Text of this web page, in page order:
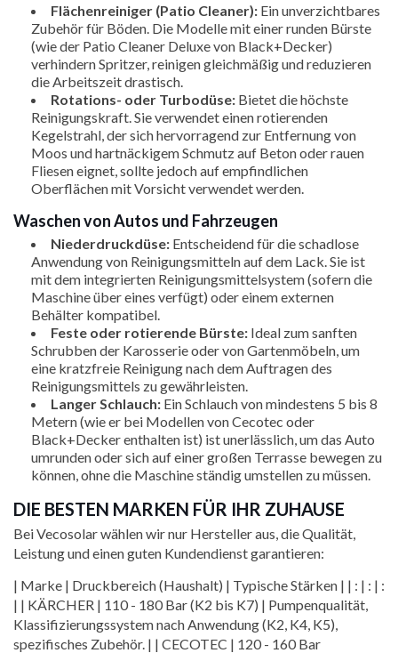
Flächenreiniger (Patio Cleaner): Ein unverzichtbares
Zubehör für Böden. Die Modelle mit einer runden Bürste
(wie der Patio Cleaner Deluxe von Black+Decker)
verhindern Spritzer, reinigen gleichmäßig und reduzieren
die Arbeitszeit drastisch.
Rotations- oder Turbodüse: Bietet die höchste
Reinigungskraft. Sie verwendet einen rotierenden
Kegelstrahl, der sich hervorragend zur Entfernung von
Moos und hartnäckigem Schmutz auf Beton oder rauen
Fliesen eignet, sollte jedoch auf empfindlichen
Oberflächen mit Vorsicht verwendet werden.
Waschen von Autos und Fahrzeugen
Niederdruckdüse: Entscheidend für die schadlose
Anwendung von Reinigungsmitteln auf dem Lack. Sie ist
mit dem integrierten Reinigungsmittelsystem (sofern die
Maschine über eines verfügt) oder einem externen
Behälter kompatibel.
Feste oder rotierende Bürste: Ideal zum sanften
Schrubben der Karosserie oder von Gartenmöbeln, um
eine kratzfreie Reinigung nach dem Auftragen des
Reinigungsmittels zu gewährleisten.
Langer Schlauch: Ein Schlauch von mindestens 5 bis 8
Metern (wie er bei Modellen von Cecotec oder
Black+Decker enthalten ist) ist unerlässlich, um das Auto
umrunden oder sich auf einer großen Terrasse bewegen zu
können, ohne die Maschine ständig umstellen zu müssen.
DIE BESTEN MARKEN FÜR IHR ZUHAUSE
Bei Vecosolar wählen wir nur Hersteller aus, die Qualität,
Leistung und einen guten Kundendienst garantieren:
| Marke | Druckbereich (Haushalt) | Typische Stärken | | : | : | :
| | KÄRCHER | 110 - 180 Bar (K2 bis K7) | Pumpenqualität,
Klassifizierungssystem nach Anwendung (K2, K4, K5),
spezifisches Zubehör. | | CECOTEC | 120 - 160 Bar